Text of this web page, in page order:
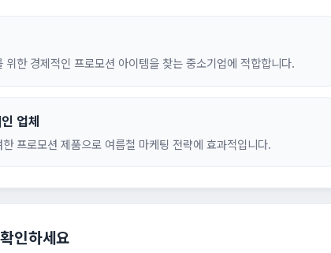
위한 경제적인 프로모션 아이템을 찾는 중소기업에 적합합니다.
업체
프로모션 제품으로 여름철 마케팅 전략에 효과적입니다.
인하세요